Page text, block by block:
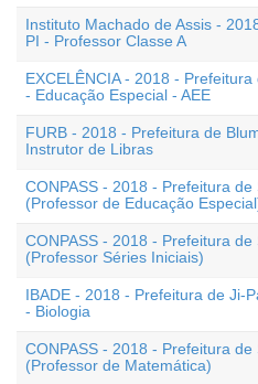
Instituto Machado de Assis -
PI - Professor Classe A
EXCELÊNCIA - 2018 -
- Educação Especial - AEE
FURB - 2018 - Prefeitura de
Instrutor de Libras
CONPASS - 2018 - Prefeitura
(Professor de Educação
CONPASS - 2018 - Prefeitura
(Professor Séries Iniciais)
IBADE - 2018 - Prefeitura de Ji-
- Biologia
CONPASS - 2018 - Prefeitura
(Professor de Matemática)